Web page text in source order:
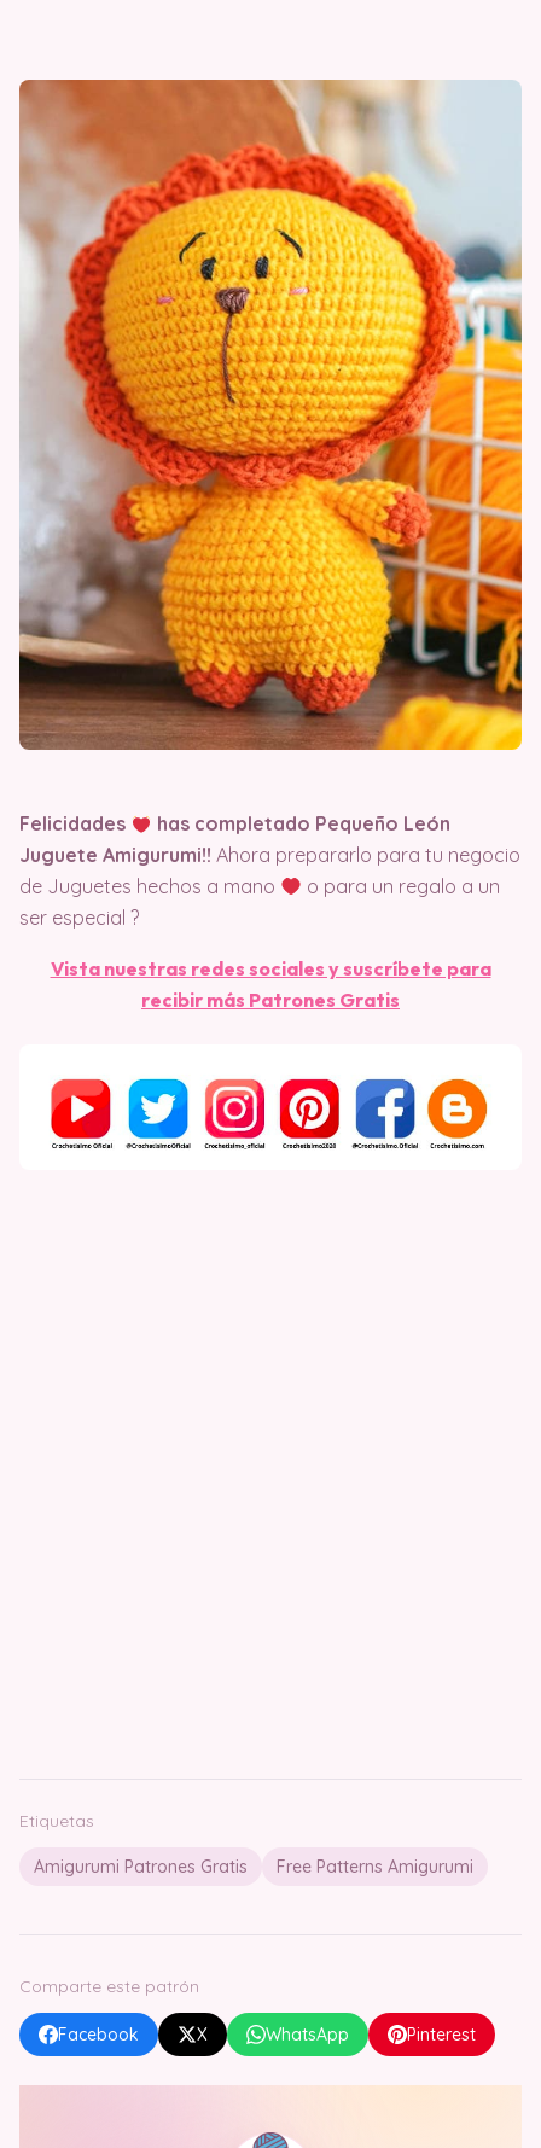
Felicidades
has completado Pequeño León
Juguete Amigurumi!! Ahora prepararlo para tu negocio
de Juguetes hechos a mano
o para un regalo a un
ser especial ?
Vista nuestras redes sociales y suscríbete para
recibir más Patrones Gratis
Etiquetas
Amigurumi Patrones Gratis Free Patterns Amigurumi
Comparte este patrón
Facebook X WhatsApp Pinterest